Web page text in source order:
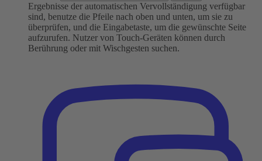
Ergebnisse der automatischen Vervollständigung verfügbar
sind, benutze die Pfeile nach oben und unten, um sie zu
überprüfen, und die Eingabetaste, um die gewünschte Seite
aufzurufen. Nutzer von Touch-Geräten können durch
Berührung oder mit Wischgesten suchen.